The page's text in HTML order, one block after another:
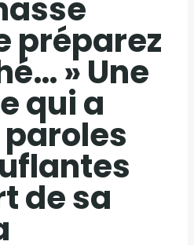
préparez
» Une
qui a
de sa